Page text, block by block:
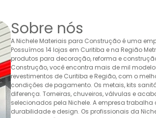
Sobre nós
A Nichele Materiais para Construção é uma
Possuímos 14 lojas em Curitiba e na Região
produtos para decoração, reforma e
Construção, você encontra mais de mil
revestimentos de Curitiba e Região, com o
condições de pagamento. Os metais, kits
diferença. Torneiras, chuveiros, válvulas e
selecionados pela Nichele. A empresa
durabilidade e design. Os profissionais da